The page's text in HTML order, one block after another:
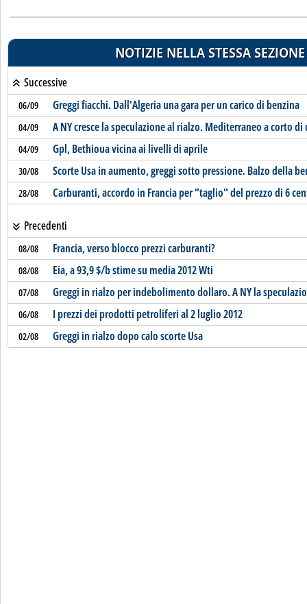
NOTIZIE NELLA STESSA SEZIONE
Successive
06/09 Greggi fiacchi. Dall'Algeria una gara per un carico di benzina
04/09 A NY cresce la speculazione al rialzo. Mediterraneo a corto di
04/09 Gpl, Bethioua vicina ai livelli di aprile
30/08 Scorte Usa in aumento, greggi sotto pressione. Balzo della
28/08 Carburanti, accordo in Francia per "taglio" del prezzo di 6
Precedenti
08/08 Francia, verso blocco prezzi carburanti?
08/08 Eia, a 93,9 $/b stime su media 2012 Wti
07/08 Greggi in rialzo per indebolimento dollaro. A NY la
06/08 I prezzi dei prodotti petroliferi al 2 luglio 2012
02/08 Greggi in rialzo dopo calo scorte Usa